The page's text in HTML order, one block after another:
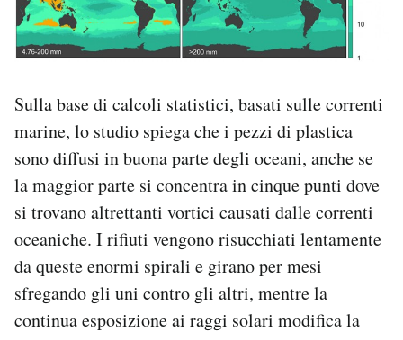
Sulla base di calcoli statistici, basati sulle correnti
marine, lo studio spiega che i pezzi di plastica
sono diffusi in buona parte degli oceani, anche se
la maggior parte si concentra in cinque punti dove
si trovano altrettanti vortici causati dalle correnti
oceaniche. I rifiuti vengono risucchiati lentamente
da queste enormi spirali e girano per mesi
sfregando gli uni contro gli altri, mentre la
continua esposizione ai raggi solari modifica la